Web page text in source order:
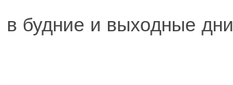
будние и выходные дни